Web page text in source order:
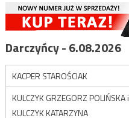
Darczyńcy - 6.08.2026
KACPER STAROŚCIAK
KULCZYK GRZEGORZ POLIŃSKA i
KULCZYK KATARZYNA